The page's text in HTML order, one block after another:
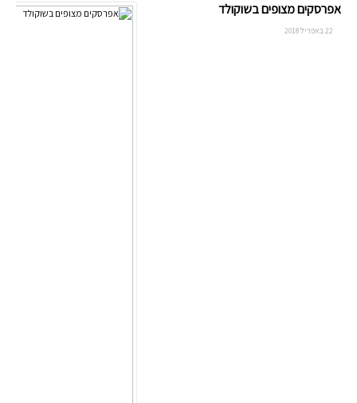
אפרסקים מצופים בשוקולד
22 באפריל 2018